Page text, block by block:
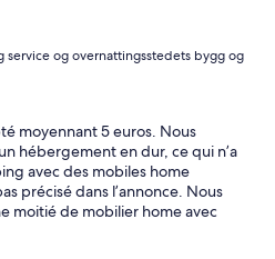
service og overnattingsstedets bygg og
moyennant 5 euros. Nous
hébergement en dur, ce qui n’a
avec des mobiles home
précisé dans l’annonce. Nous
moitié de mobilier home avec